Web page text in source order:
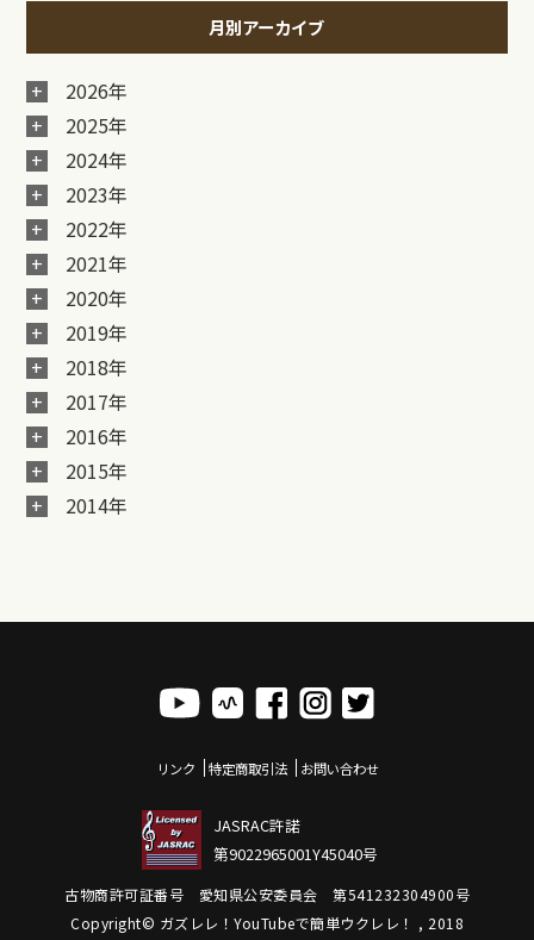
月別アーカイブ
2026年
2025年
2024年
2023年
2022年
2021年
2020年
2019年
2018年
2017年
2016年
2015年
2014年
リンク 特定商取引法 お問い合わせ
JASRAC許諾
第9022965001Y45040号
古物商許可証番号 愛知県公安委員会 第541232304900号
Copyright© ガズレレ！YouTubeで簡単ウクレレ！ , 2018